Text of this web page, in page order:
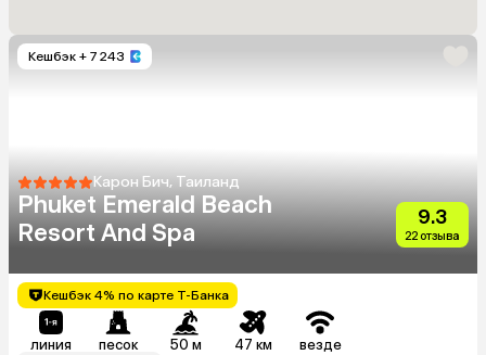
Кешбэк + 7 243
Карон Бич, Таиланд
Phuket Emerald Beach
Resort And Spa
9.3
22 отзыва
Кешбэк 4% по карте Т-Банка
линия песок 50 м 47 км везде